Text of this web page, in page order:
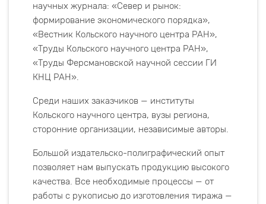
научных журнала: «Север и рынок:
формирование экономического порядка»,
«Вестник Кольского научного центра РАН»,
«Труды Кольского научного центра РАН»,
«Труды Ферсмановской научной сессии ГИ
КНЦ РАН».
Среди наших заказчиков — институты
Кольского научного центра, вузы региона,
сторонние организации, независимые авторы.
Большой издательско-полиграфический опыт
позволяет нам выпускать продукцию высокого
качества. Все необходимые процессы — от
работы с рукописью до изготовления тиража —